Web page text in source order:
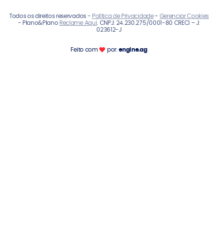
Todos os direitos reservados - Política de Privacidade- Gerenciar Cookies
- Plano&PlanoReclame Aqui. CNPJ: 24.230.275/0001-80 CRECI – J:
023612-J
Feito com por:engine.ag